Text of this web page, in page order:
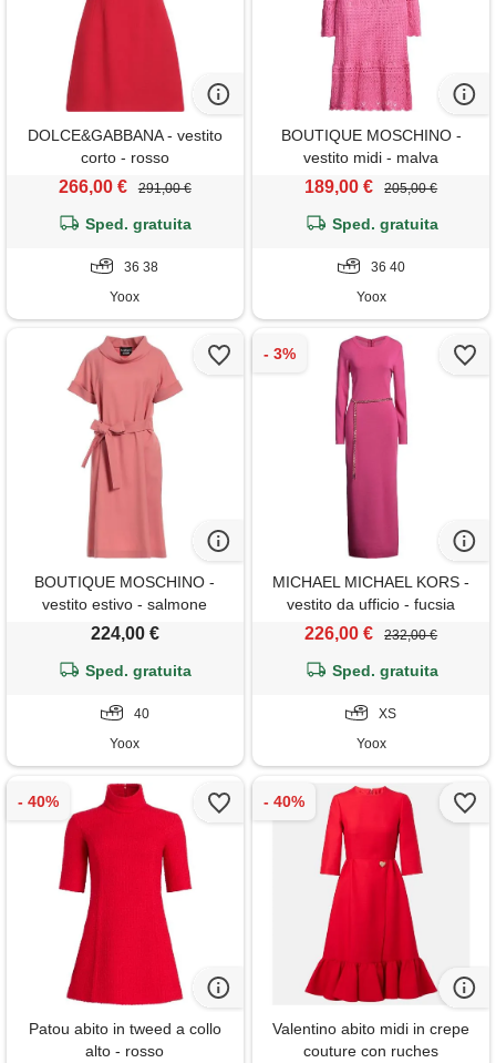
DOLCE&GABBANA - vestito
corto - rosso
266,00 € 291,00 €
Sped. gratuita
36 38
Yoox
BOUTIQUE MOSCHINO -
vestito midi - malva
189,00 € 205,00 €
Sped. gratuita
36 40
Yoox
BOUTIQUE MOSCHINO -
vestito estivo - salmone
224,00 €
Sped. gratuita
40
Yoox
MICHAEL MICHAEL KORS -
vestito da ufficio - fucsia
226,00 € 232,00 €
Sped. gratuita
XS
Yoox
Patou abito in tweed a collo
alto - rosso
Valentino abito midi in crepe
couture con ruches